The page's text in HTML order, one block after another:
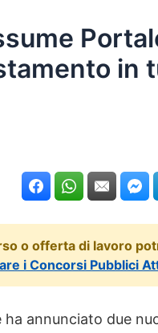
in
o offerta di lavoro
i Concorsi Pubblici
ha annunciato due